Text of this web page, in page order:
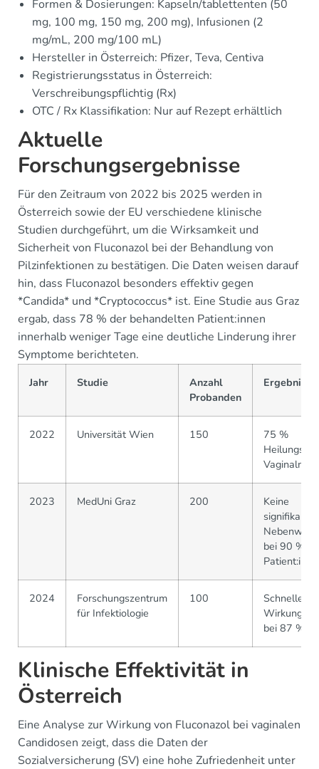
Formen & Dosierungen: Kapseln/tablettenten (50
mg, 100 mg, 150 mg, 200 mg), Infusionen (2
mg/mL, 200 mg/100 mL)
Hersteller in Österreich: Pfizer, Teva, Centiva
Registrierungsstatus in Österreich:
Verschreibungspflichtig (Rx)
OTC / Rx Klassifikation: Nur auf Rezept erhältlich
Aktuelle
Forschungsergebnisse
Für den Zeitraum von 2022 bis 2025 werden in
Österreich sowie der EU verschiedene klinische
Studien durchgeführt, um die Wirksamkeit und
Sicherheit von Fluconazol bei der Behandlung von
Pilzinfektionen zu bestätigen. Die Daten weisen darauf
hin, dass Fluconazol besonders effektiv gegen
*Candida* und *Cryptococcus* ist. Eine Studie aus Graz
ergab, dass 78 % der behandelten Patient:innen
innerhalb weniger Tage eine deutliche Linderung ihrer
Symptome berichteten.
Jahr Studie
Anzahl
Probanden
Ergebnisse
2022 Universität Wien 150
75 %
2023 MedUni Graz 200
Keine
bei 90 %
2024
Forschungszentrum
für Infektiologie
100
Schneller
bei 87 %
Klinische Effektivität in
Österreich
Eine Analyse zur Wirkung von Fluconazol bei vaginalen
Candidosen zeigt, dass die Daten der
Sozialversicherung (SV) eine hohe Zufriedenheit unter